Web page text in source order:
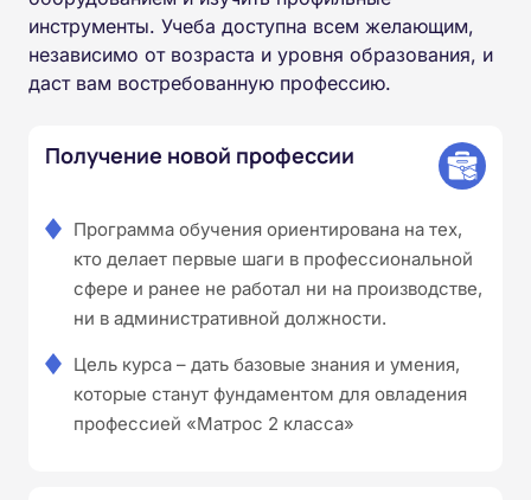
инструменты. Учеба доступна всем желающим,
независимо от возраста и уровня образования, и
даст вам востребованную профессию.
Получение новой профессии
Программа обучения ориентирована на тех,
кто делает первые шаги в профессиональной
сфере и ранее не работал ни на производстве,
ни в административной должности.
Цель курса – дать базовые знания и умения,
которые станут фундаментом для овладения
профессией «Матрос 2 класса»